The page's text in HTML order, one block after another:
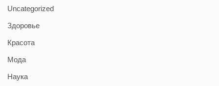
Uncategorized
Здоровье
Красота
Мода
Наука